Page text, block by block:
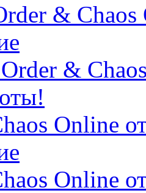
&
&
Online
Online